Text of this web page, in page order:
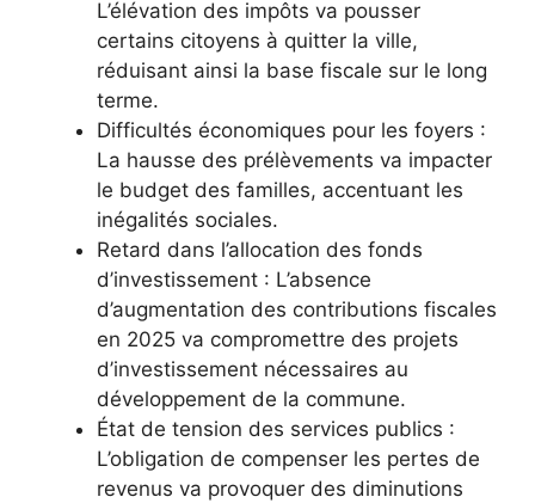
L’élévation des impôts va pousser
certains citoyens à quitter la ville,
réduisant ainsi la base fiscale sur le long
terme.
Difficultés économiques pour les foyers :
La hausse des prélèvements va impacter
le budget des familles, accentuant les
inégalités sociales.
Retard dans l’allocation des fonds
d’investissement : L’absence
d’augmentation des contributions fiscales
en 2025 va compromettre des projets
d’investissement nécessaires au
développement de la commune.
État de tension des services publics :
L’obligation de compenser les pertes de
revenus va provoquer des diminutions